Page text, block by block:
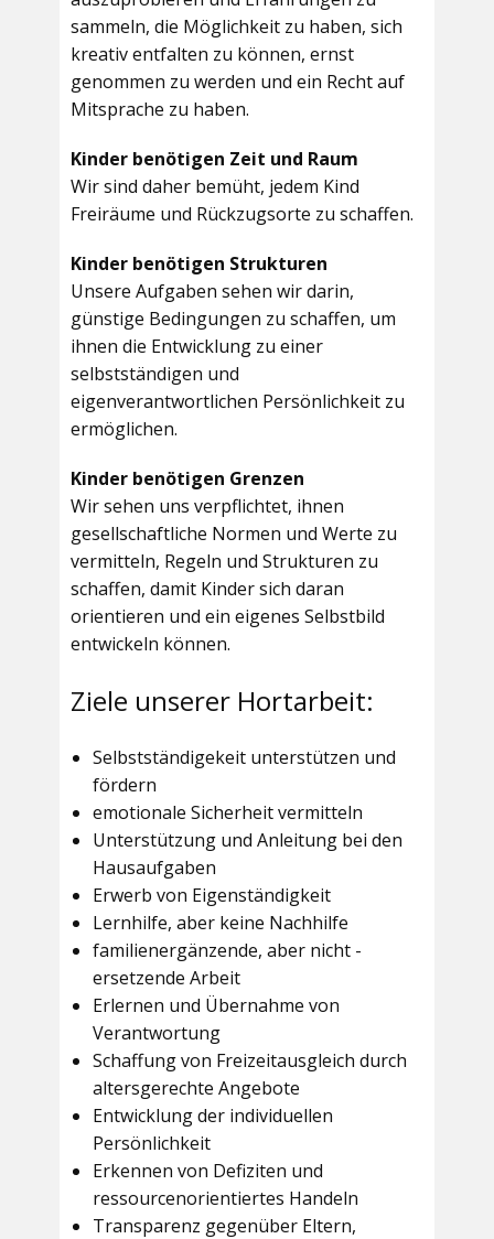
sammeln, die Möglichkeit zu haben, sich
kreativ entfalten zu können, ernst
genommen zu werden und ein Recht auf
Mitsprache zu haben.
Kinder benötigen Zeit und Raum
Wir sind daher bemüht, jedem Kind
Freiräume und Rückzugsorte zu schaffen.
Kinder benötigen Strukturen
Unsere Aufgaben sehen wir darin,
günstige Bedingungen zu schaffen, um
ihnen die Entwicklung zu einer
selbstständigen und
eigenverantwortlichen Persönlichkeit zu
ermöglichen.
Kinder benötigen Grenzen
Wir sehen uns verpflichtet, ihnen
gesellschaftliche Normen und Werte zu
vermitteln, Regeln und Strukturen zu
schaffen, damit Kinder sich daran
orientieren und ein eigenes Selbstbild
entwickeln können.
Ziele unserer Hortarbeit:
Selbstständigekeit unterstützen und
fördern
emotionale Sicherheit vermitteln
Unterstützung und Anleitung bei den
Hausaufgaben
Erwerb von Eigenständigkeit
Lernhilfe, aber keine Nachhilfe
familienergänzende, aber nicht -
ersetzende Arbeit
Erlernen und Übernahme von
Verantwortung
Schaffung von Freizeitausgleich durch
altersgerechte Angebote
Entwicklung der individuellen
Persönlichkeit
Erkennen von Defiziten und
ressourcenorientiertes Handeln
Transparenz gegenüber Eltern,